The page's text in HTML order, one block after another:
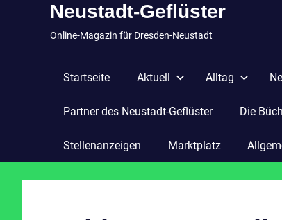
Neustadt-Geflüster
Online-Magazin für Dresden-Neustadt
Startseite Aktuell Alltag
Partner des Neustadt-Geflüster Die
Stellenanzeigen Marktplatz